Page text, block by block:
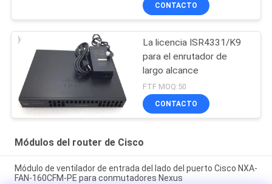
CONTACTO
La licencia ISR4331/K9
para el enrutador de
largo alcance
FTF MOQ:50
CONTACTO
Módulos del router de Cisco
Módulo de ventilador de entrada del lado del puerto Cisco NXA-
FAN-160CFM-PE para conmutadores Nexus